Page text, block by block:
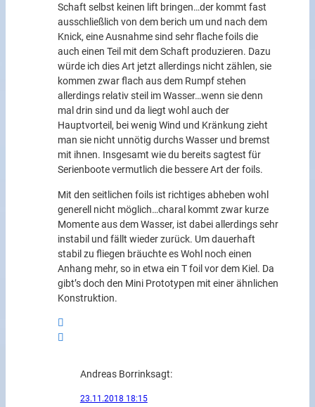
Schaft selbst keinen lift bringen…der kommt fast
ausschließlich von dem berich um und nach dem
Knick, eine Ausnahme sind sehr flache foils die
auch einen Teil mit dem Schaft produzieren. Dazu
würde ich dies Art jetzt allerdings nicht zählen, sie
kommen zwar flach aus dem Rumpf stehen
allerdings relativ steil im Wasser…wenn sie denn
mal drin sind und da liegt wohl auch der
Hauptvorteil, bei wenig Wind und Kränkung zieht
man sie nicht unnötig durchs Wasser und bremst
mit ihnen. Insgesamt wie du bereits sagtest für
Serienboote vermutlich die bessere Art der foils.
Mit den seitlichen foils ist richtiges abheben wohl
generell nicht möglich…charal kommt zwar kurze
Momente aus dem Wasser, ist dabei allerdings sehr
instabil und fällt wieder zurück. Um dauerhaft
stabil zu fliegen bräuchte es Wohl noch einen
Anhang mehr, so in etwa ein T foil vor dem Kiel. Da
gibt’s doch den Mini Prototypen mit einer ähnlichen
Konstruktion.
Andreas Borrinksagt:
23.11.2018 18:15